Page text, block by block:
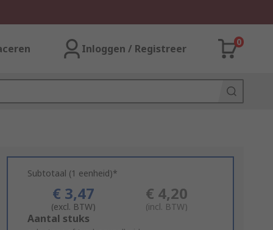
Inloggen / Registreer
0
Subtotaal (1 eenheid)*
€ 3,47
(excl. BTW)
€ 4,20
(incl. BTW)
Add
Aantal stuks